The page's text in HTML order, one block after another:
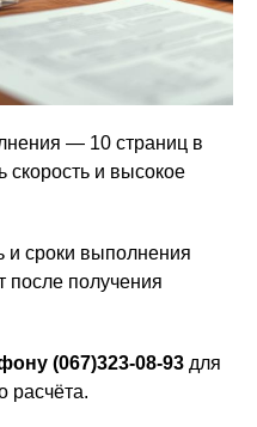
— 10 страниц в
скорость и высокое
и сроки выполнения
после получения
(067)323-08-93 для
расчёта.